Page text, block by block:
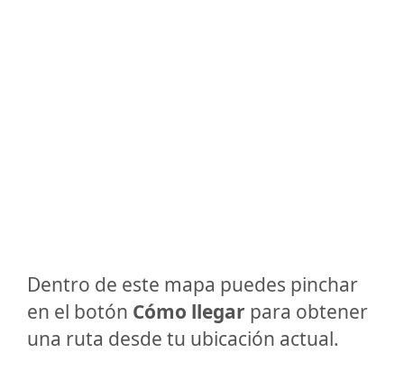
Dentro de este mapa puedes pinchar
en el botón Cómo llegar para obtener
una ruta desde tu ubicación actual.